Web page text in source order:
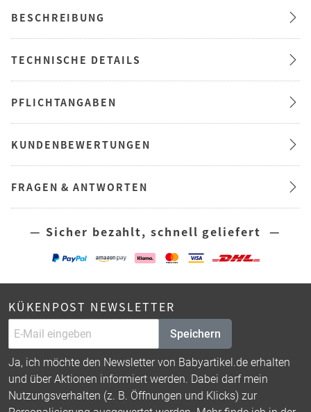
BESCHREIBUNG
TECHNISCHE DETAILS
PFLICHTANGABEN
KUNDENBEWERTUNGEN
FRAGEN & ANTWORTEN
— Sicher bezahlt, schnell geliefert —
KÜKENPOST NEWSLETTER
Speichern
Ja, ich möchte den Newsletter von Babyartikel.de erhalten
und über Aktionen informiert werden. Dabei darf mein
Nutzungsverhalten (z. B. Öffnungen und Klicks) zur